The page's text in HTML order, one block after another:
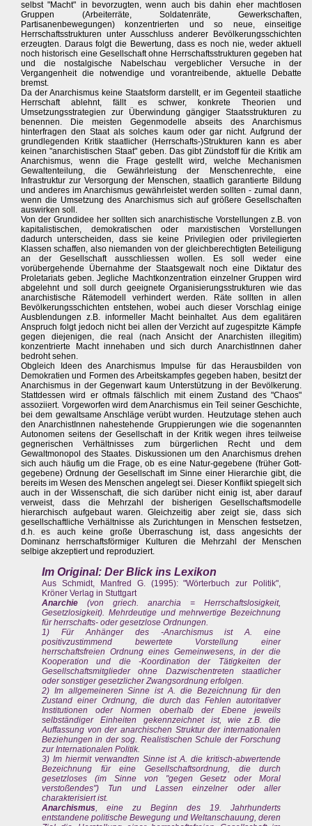
selbst "Macht" in bevorzugten, wenn auch bis dahin eher machtlosen
Gruppen (Arbeiterräte, Soldatenräte, Gewerkschaften,
Partisanenbewegungen) konzentrierten und so neue, einseitige
Herrschaftsstrukturen unter Ausschluss anderer Bevölkerungsschichten
erzeugten. Daraus folgt die Bewertung, dass es noch nie, weder aktuell
noch historisch eine Gesellschaft ohne Herrschaftsstrukturen gegeben hat
und die nostalgische Nabelschau vergeblicher Versuche in der
Vergangenheit die notwendige und vorantreibende, aktuelle Debatte
bremst.
Da der Anarchismus keine Staatsform darstellt, er im Gegenteil staatliche
Herrschaft ablehnt, fällt es schwer, konkrete Theorien und
Umsetzungsstrategien zur Überwindung gängiger Staatsstrukturen zu
benennen. Die meisten Gegenmodelle abseits des Anarchismus
hinterfragen den Staat als solches kaum oder gar nicht. Aufgrund der
grundlegenden Kritik staatlicher (Herrschafts-)Strukturen kann es aber
keinen "anarchistischen Staat" geben. Das gibt Zündstoff für die Kritik am
Anarchismus, wenn die Frage gestellt wird, welche Mechanismen
Gewaltenteilung, die Gewährleistung der Menschenrechte, eine
Infrastruktur zur Versorgung der Menschen, staatlich garantierte Bildung
und anderes im Anarchismus gewährleistet werden sollten - zumal dann,
wenn die Umsetzung des Anarchismus sich auf größere Gesellschaften
auswirken soll.
Von der Grundidee her sollten sich anarchistische Vorstellungen z.B. von
kapitalistischen, demokratischen oder marxistischen Vorstellungen
dadurch unterscheiden, dass sie keine Privilegien oder privilegierten
Klassen schaffen, also niemanden von der gleichberechtigten Beteiligung
an der Gesellschaft ausschliessen wollen. Es soll weder eine
vorübergehende Übernahme der Staatsgewalt noch eine Diktatur des
Proletariats geben. Jegliche Machtkonzentration einzelner Gruppen wird
abgelehnt und soll durch geeignete Organisierungsstrukturen wie das
anarchistische Rätemodell verhindert werden. Räte sollten in allen
Bevölkerungsschichten entstehen, wobei auch dieser Vorschlag einige
Ausblendungen z.B. informeller Macht beinhaltet. Aus dem egalitären
Anspruch folgt jedoch nicht bei allen der Verzicht auf zugespitzte Kämpfe
gegen diejenigen, die real (nach Ansicht der Anarchisten illegitim)
konzentrierte Macht innehaben und sich durch AnarchistInnen daher
bedroht sehen.
Obgleich Ideen des Anarchismus Impulse für das Herausbilden von
Demokratien und Formen des Arbeitskampfes gegeben haben, besitzt der
Anarchismus in der Gegenwart kaum Unterstützung in der Bevölkerung.
Stattdessen wird er oftmals fälschlich mit einem Zustand des "Chaos"
assoziiert. Vorgeworfen wird dem Anarchismus ein Teil seiner Geschichte,
bei dem gewaltsame Anschläge verübt wurden. Heutzutage stehen auch
den AnarchistInnen nahestehende Gruppierungen wie die sogenannten
Autonomen seitens der Gesellschaft in der Kritik wegen ihres teilweise
gegnerischen Verhältnisses zum bürgerlichen Recht und dem
Gewaltmonopol des Staates. Diskussionen um den Anarchismus drehen
sich auch häufig um die Frage, ob es eine Natur-gegebene (früher Gott-
gegebene) Ordnung der Gesellschaft im Sinne einer Hierarchie gibt, die
bereits im Wesen des Menschen angelegt sei. Dieser Konflikt spiegelt sich
auch in der Wissenschaft, die sich darüber nicht einig ist, aber darauf
verweist, dass die Mehrzahl der bisherigen Gesellschaftsmodelle
hierarchisch aufgebaut waren. Gleichzeitig aber zeigt sie, dass sich
gesellschaftliche Verhältnisse als Zurichtungen in Menschen festsetzen,
d.h. es auch keine große Überraschung ist, dass angesichts der
Dominanz herrschaftsförmiger Kulturen die Mehrzahl der Menschen
selbige akzeptiert und reproduziert.
Im Original: Der Blick ins Lexikon
Aus Schmidt, Manfred G. (1995): "Wörterbuch zur Politik",
Kröner Verlag in Stuttgart
Anarchie (von griech. anarchia = Herrschaftslosigkeit,
Gesetzlosigkeit). Mehrdeutige und mehrwertige Bezeichnung
für herrschafts- oder gesetzlose Ordnungen.
1) Für Anhänger des -Anarchismus ist A. eine
positivzustimmend bewertete Vorstellung einer
herrschaftsfreien Ordnung eines Gemeinwesens, in der die
Kooperation und die -Koordination der Tätigkeiten der
Gesellschaftsmitglieder ohne Dazwischentreten staatlicher
oder sonstiger gesetzlicher Zwangsordnung erfolgen.
2) Im allgemeineren Sinne ist A. die Bezeichnung für den
Zustand einer Ordnung, die durch das Fehlen autoritativer
Institutionen oder Normen oberhalb der Ebene jeweils
selbständiger Einheiten gekennzeichnet ist, wie z.B. die
Auffassung von der anarchischen Struktur der internationalen
Beziehungen in der sog. Realistischen Schule der Forschung
zur Internationalen Politik.
3) Im hiermit verwandten Sinne ist A. die kritisch-abwertende
Bezeichnung für eine Gesellschaftsordnung, die durch
gesetzloses (im Sinne von "gegen Gesetz oder Moral
verstoßendes") Tun und Lassen einzelner oder aller
charakterisiert ist.
Anarchismus, eine zu Beginn des 19. Jahrhunderts
entstandene politische Bewegung und Weltanschauung, deren